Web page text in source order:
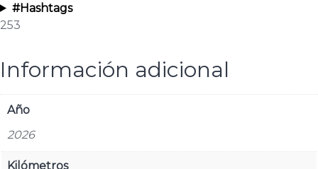
#Hashtags
253
Información adicional
Año
2026
Kilómetros